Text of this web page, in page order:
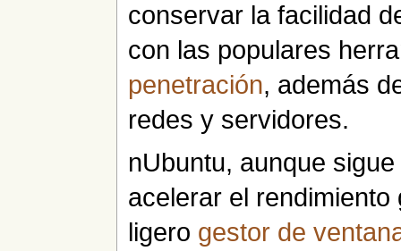
conservar la facilidad
con las populares
penetración, además
redes y servidores.
nUbuntu, aunque
acelerar el
ligero gestor de